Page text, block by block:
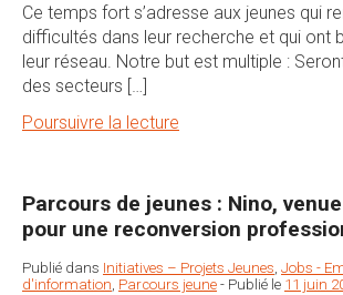
Ce temps fort s’adresse aux jeunes qui
difficultés dans leur recherche et qui ont
leur réseau. Notre but est multiple :
des secteurs […]
Poursuivre la lecture
Parcours de jeunes : Nino,
pour une reconversion
Publié dans Initiatives – Projets Jeunes, Jobs -
d'information, Parcours jeune - Publié le 11 juin